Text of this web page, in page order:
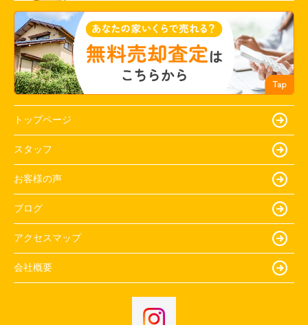
トップページ
スタッフ
お客様の声
ブログ
アクセスマップ
会社概要